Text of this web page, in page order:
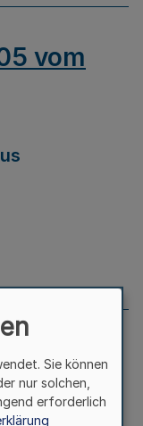
vom
vom
Sie können
nur solchen,
erforderlich